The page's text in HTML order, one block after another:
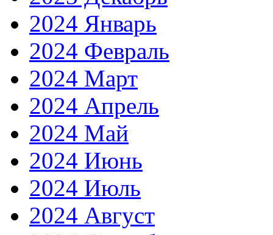
2024 Январь
2024 Февраль
2024 Март
2024 Апрель
2024 Май
2024 Июнь
2024 Июль
2024 Август